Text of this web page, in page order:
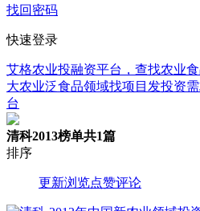
找回密码
快速登录
艾格农业投融资平台，查找农业
大农业泛食品领域找项目发投资
台
清科2013榜单共1篇
排序
更新浏览点赞评论